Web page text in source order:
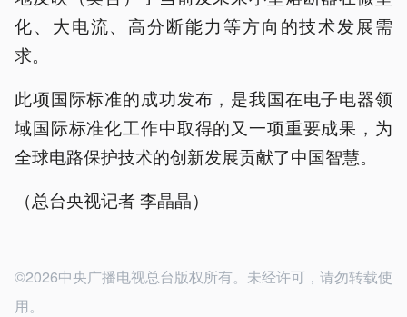
化、大电流、高分断能力等方向的技术发展需
求。
此项国际标准的成功发布，是我国在电子电器领
域国际标准化工作中取得的又一项重要成果，为
全球电路保护技术的创新发展贡献了中国智慧。
（总台央视记者 李晶晶）
©2026中央广播电视总台版权所有。未经许可，请勿转载使
用。